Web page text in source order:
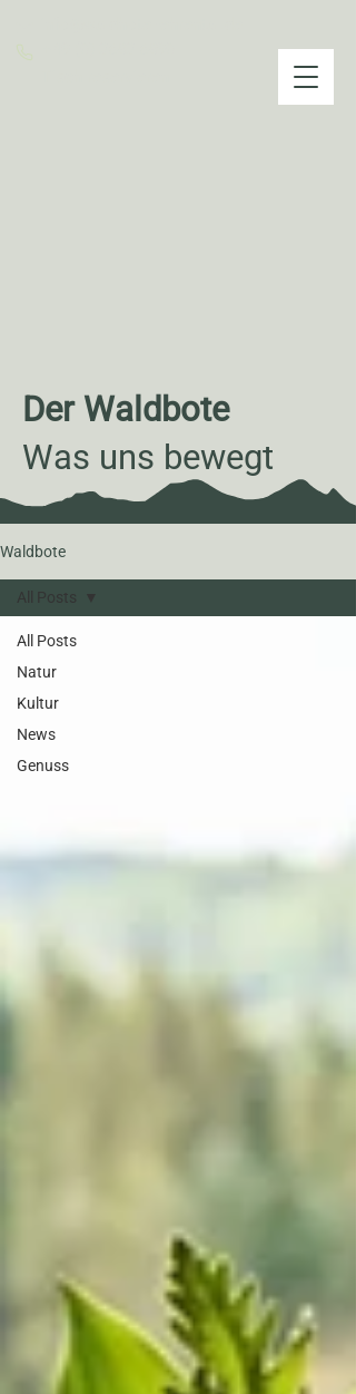
Der Waldbote
Was uns bewegt
Waldbote
All Posts
Natur
Kultur
News
Genuss
All Posts